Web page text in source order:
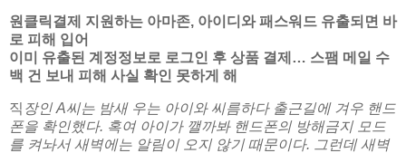
원클릭결제 지원하는 아마존, 아이디와 패스워드 유출되면 바
로 피해 입어
이미 유출된 계정정보로 로그인 후 상품 결제… 스팸 메일 수
백 건 보내 피해 사실 확인 못하게 해
직 장인 A씨는 밤새 우는 아이와 씨름하다 출근길에 겨우 핸드
폰을 확인했다. 혹여 아이가 깰까봐 핸드폰의 방해금지 모드
를 켜놔서 새벽에는 알림이 오지 않기 때문이다. 그런데 새벽